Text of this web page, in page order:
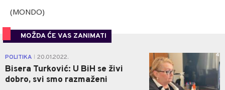
(MONDO)
MOŽDA ĆE VAS ZANIMATI
POLITIKA 20.01.2022.
Bisera Turković: U BiH se živi
dobro, svi smo razmaženi
4